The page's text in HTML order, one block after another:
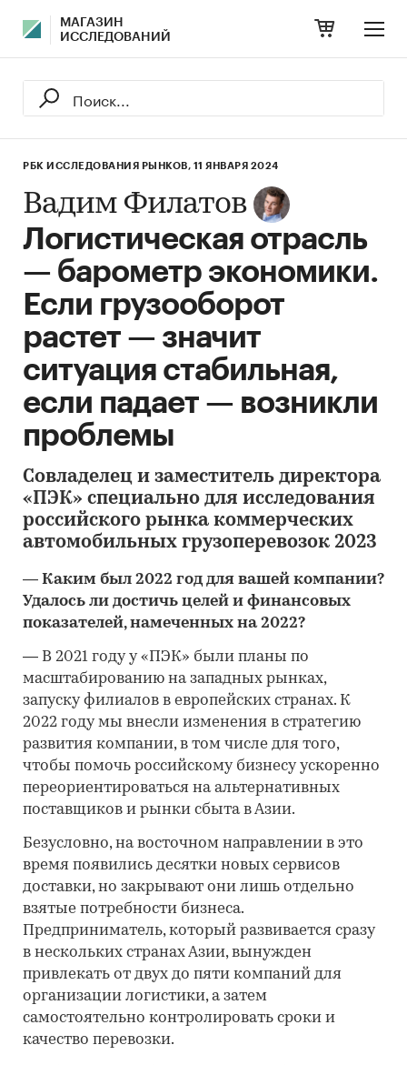
МАГАЗИН
ИССЛЕДОВАНИЙ
РБК ИССЛЕДОВАНИЯ РЫНКОВ, 11 ЯНВАРЯ 2024
Вадим Филатов
Логистическая отрасль
— барометр экономики.
Если грузооборот
растет — значит
ситуация стабильная,
если падает — возникли
проблемы
Совладелец и заместитель директора
«ПЭК» специально для исследования
российского рынка коммерческих
автомобильных грузоперевозок 2023
— Каким был 2022 год для вашей компании?
Удалось ли достичь целей и финансовых
показателей, намеченных на 2022?
— В 2021 году у «ПЭК» были планы по
масштабированию на западных рынках,
запуску филиалов в европейских странах. К
2022 году мы внесли изменения в стратегию
развития компании, в том числе для того,
чтобы помочь российскому бизнесу ускоренно
переориентироваться на альтернативных
поставщиков и рынки сбыта в Азии.
Безусловно, на восточном направлении в это
время появились десятки новых сервисов
доставки, но закрывают они лишь отдельно
взятые потребности бизнеса.
Предприниматель, который развивается сразу
в нескольких странах Азии, вынужден
привлекать от двух до пяти компаний для
организации логистики, а затем
самостоятельно контролировать сроки и
качество перевозки.